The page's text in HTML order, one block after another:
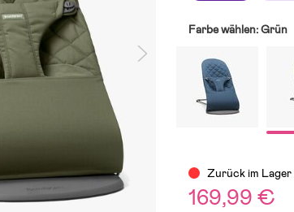
Farbe wählen:Grün
Zurück im
169,99 €